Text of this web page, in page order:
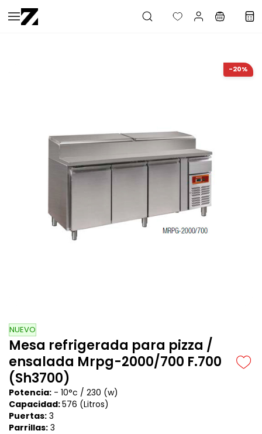
Saltar al
contenido
-20%
NUEVO
Mesa refrigerada para pizza /
ensalada Mrpg-2000/700 F.700
(Sh3700)
Potencia: - 10°c / 230 (w)
Capacidad:576 (Litros)
Puertas: 3
Parrillas: 3